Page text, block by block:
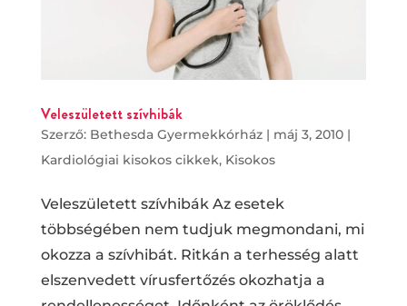
Veleszületett szívhibák
Szerző: Bethesda Gyermekkórház| máj 3, 2010|
Kardiológiai kisokos cikkek, Kisokos
Veleszületett szívhibák Az esetek
többségében nem tudjuk megmondani, mi
okozza a szívhibát. Ritkán a terhesség alatt
elszenvedett vírusfertőzés okozhatja a